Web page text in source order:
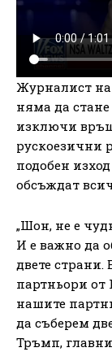
Журналист на
няма да
изключи
рускоезични
подобен
обсъждат
„Шон, не е
И е важно да
двете
партньори от
нашите
да съберем
Тръмп,